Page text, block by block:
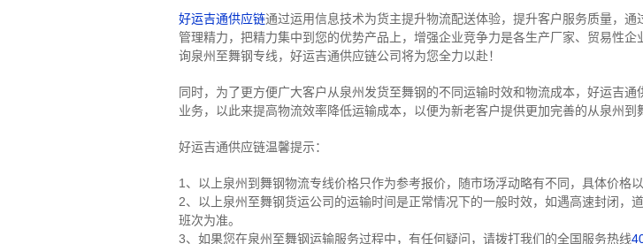
好运吉通供应链通过运用信息技术为货主提升物流配送体验，提升客户服务质量，
管理精力，把精力集中到您的优势产品上，增强企业竞争力是各生产厂家、贸易性
询泉州至舞钢专线，好运吉通供应链公司将为您全力以赴！
同时，为了更方便广大客户从泉州发货至舞钢的不同运输时效和物流成本，好运吉
业务，以此来提高物流效率降低运输成本，以便为新老客户提供更加完善的从泉州到
好运吉通供应链温馨提示：
1、以上泉州到舞钢物流专线价格只作为参考报价，随市场浮动略有不同，具体价格以
2、以上泉州至舞钢货运公司的运输时间是正常情况下的一般时效，如遇高速封闭，
班次为准。
3、如果您在泉州至舞钢运输服务过程中，有任何疑问，请拨打我们的全国服务热线